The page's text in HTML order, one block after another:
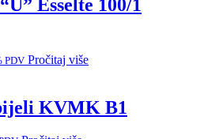
Esselte 100/1
PDV Pročitaj više
KVMK B1